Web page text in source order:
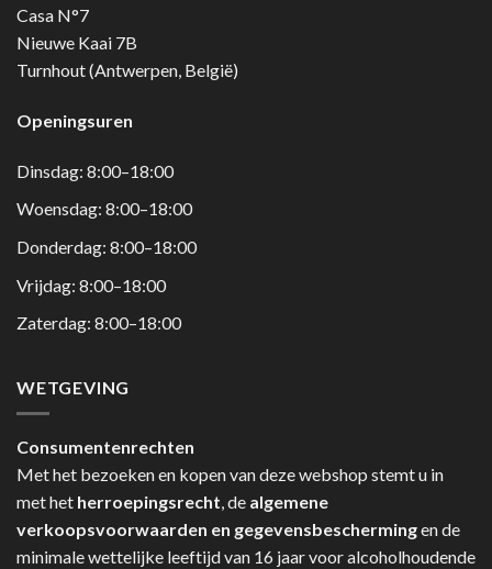
Casa N°7
Nieuwe Kaai 7B
Turnhout (Antwerpen, België)
Openingsuren
Dinsdag: 8:00–18:00
Woensdag: 8:00–18:00
Donderdag: 8:00–18:00
Vrijdag: 8:00–18:00
Zaterdag: 8:00–18:00
WETGEVING
Consumentenrechten
Met het bezoeken en kopen van deze webshop stemt u in
met het herroepingsrecht, de algemene
verkoopsvoorwaarden en gegevensbeschermingen de
minimale wettelijke leeftijd van 16 jaar voor alcoholhoudende